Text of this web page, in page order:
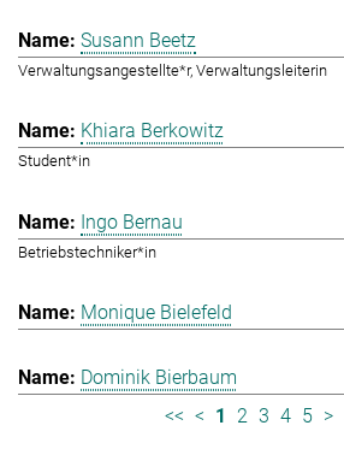
Susann Beetz
Verwaltungsangestellte*r, Verwaltungsleiterin
Khiara Berkowitz
Student*in
Ingo Bernau
Betriebstechniker*in
Monique Bielefeld
Dominik Bierbaum
<< < 1 2 3 4 5 >